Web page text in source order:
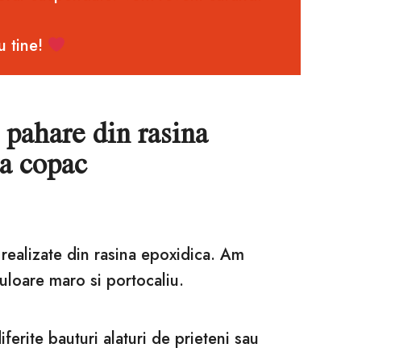
tine!
din rasina
copac
din rasina epoxidica. Am
maro si portocaliu.
bauturi alaturi de prieteni sau